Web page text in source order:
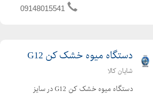
کشمش بکار می رود. دستگاه میوه خ...
09148015541
دستگاه میوه خشک کن G12
شایان کالا
دستگاه میوه خشک کن G12 در سایز